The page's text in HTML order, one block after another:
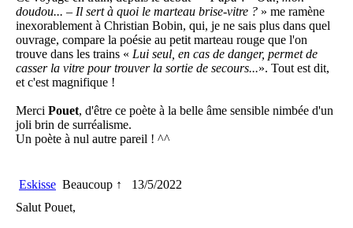
doudou... – Il sert à quoi le marteau brise-vitre ? » me ramène
inexorablement à Christian Bobin, qui, je ne sais plus dans quel
ouvrage, compare la poésie au petit marteau rouge que l'on
trouve dans les trains « Lui seul, en cas de danger, permet de
casser la vitre pour trouver la sortie de secours...». Tout est dit,
et c'est magnifique !
Merci Pouet, d'être ce poète à la belle âme sensible nimbée d'un
joli brin de surréalisme.
Un poète à nul autre pareil ! ^^
Eskisse Beaucoup ↑
13/5/2022
Salut Pouet,